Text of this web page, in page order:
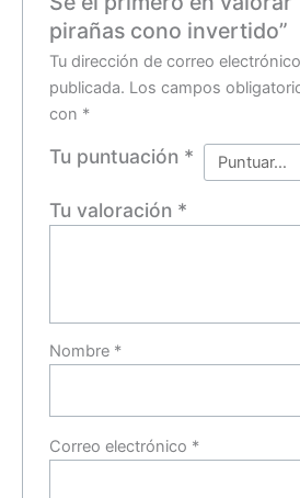
pirañas cono invertido”
Tu dirección de correo
publicada. Los campos
con *
Tu puntuación *
Tu valoración *
Nombre *
Correo electrónico *